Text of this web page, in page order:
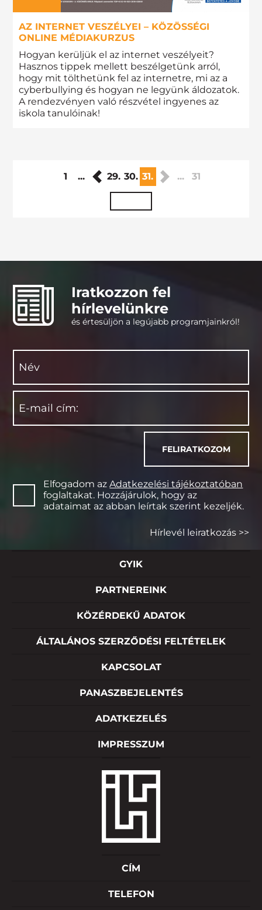
AZ INTERNET VESZÉLYEI – KÖZÖSSÉGI
ONLINE MÉDIAKURZUS
Hogyan kerüljük el az internet veszélyeit?
Hasznos tippek mellett beszélgetünk arról,
hogy mit tölthetünk fel az internetre, mi az a
cyberbullying és hogyan ne legyünk áldozatok.
A rendezvényen való részvétel ingyenes az
iskola tanulóinak!
1 ... 29. 30. 31. ... 31
Iratkozzon fel
hírlevelünkre
és értesüljön a legújabb programjainkról!
Elfogadom azAdatkezelési tájékoztatóban
foglaltakat. Hozzájárulok, hogy az
adataimat az abban leírtak szerint kezeljék.
Hírlevél leiratkozás >>
GYIK
PARTNEREINK
KÖZÉRDEKŰ ADATOK
ÁLTALÁNOS SZERZŐDÉSI FELTÉTELEK
KAPCSOLAT
PANASZBEJELENTÉS
ADATKEZELÉS
IMPRESSZUM
CÍM
TELEFON